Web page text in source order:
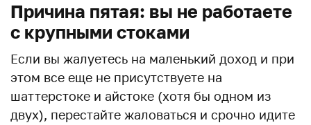
Причина пятая: вы не работаете
с крупными стоками
Если вы жалуетесь на маленький доход и при
этом все еще не присутствуете на
шаттерстоке и айстоке (хотя бы одном из
двух), перестайте жаловаться и срочно идите